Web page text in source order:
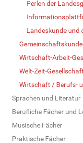
Perlen der
Landeskunde und
Gemeinschaftskunde
Wirtschaft-Arbeit-
Welt-Zeit-
Wirtschaft / Berufs-
Sprachen und Literatur
Berufliche Fächer und
Musische Fächer
Praktische Fächer